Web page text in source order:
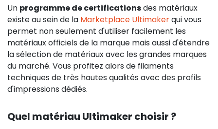
Un programme de certificationsdes matériaux
existe au sein de la Marketplace Ultimakerqui vous
permet non seulement d'utiliser facilement les
matériaux officiels de la marque mais aussi d'étendre
la sélection de matériaux avec les grandes marques
du marché. Vous profitez alors de filaments
techniques de très hautes qualités avec des profils
d'impressions dédiés.
Quel matériau Ultimaker choisir ?